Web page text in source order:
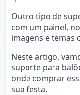
Outro tipo de
com um painel,
imagens e temas
Neste artigo,
suporte para
onde comprar
sua festa.